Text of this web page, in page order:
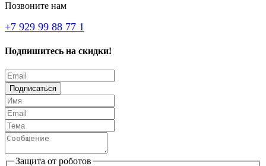
Позвоните нам
+7 929 99 88 77 1
Подпишитесь на скидки!
Подписаться
Защита от роботов